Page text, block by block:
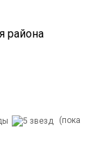
(пока